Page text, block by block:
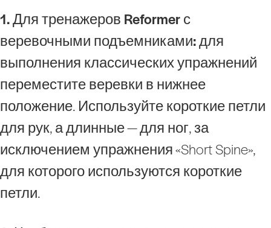
1. Для тренажеров Reformer с
веревочными подъемниками:для
выполнения классических упражнений
переместите веревки в нижнее
положение. Используйте короткие петли
для рук, а длинные — для ног, за
исключением упражнения «Short Spine»,
для которого используются короткие
петли.